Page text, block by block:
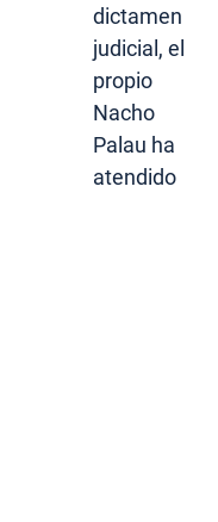
dictamen
judicial, el
propio
Nacho
Palau ha
atendido